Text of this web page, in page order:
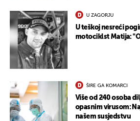
U ZAGORJU
U teškoj nesreći
motociklst Matija:
ŠIRE GA KOMARCI
Više od 240 osoba
opasnim virusom:
našem susjedstvu